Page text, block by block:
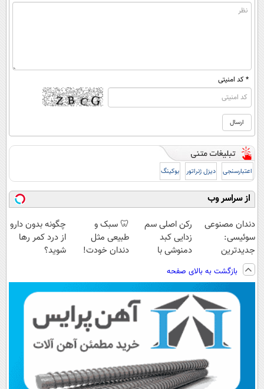
* کد امنیتی
اعتبارسنجی دیزل ژنراتور بوکینگ
از سراسر وب
دندان مصنوعی
سوئیسی:
جدیدترین
فناوری اروپا،
سبک و مقاوم |
پرداخت قسطی
رکن اصلی سم
زدایی کبد
دمنوشی با
موثر(دارای مجوز
وزارت بهداشت)
🦷 سبک و
طبیعی مثل
دندان خودت!
💳 📍 تهران
چگونه بدون دارو
از درد کمر رها
شوید؟
بازگشت به بالای صفحه